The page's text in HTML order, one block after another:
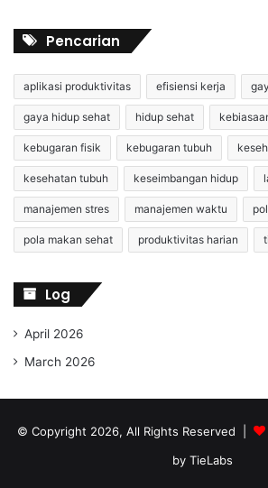
Pencarian
aplikasi produktivitas efisiensi kerja
gaya hidup sehat hidup sehat
kebugaran fisik kebugaran tubuh
kesehatan tubuh keseimbangan hidup
manajemen stres manajemen waktu
pola makan sehat produktivitas harian
Log
April 2026
March 2026
© Copyright 2026, All Rights Reserved |
by TieLabs